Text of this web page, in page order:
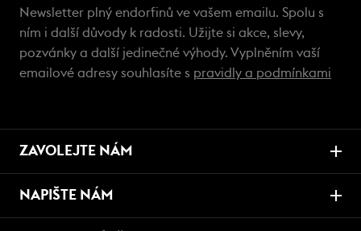
Newsletter plný endorfinů ve vašem emailu. Spolu s
ním i další důvody k radosti. Užijte si akce, slevy,
pozvánky a další jedinečné výhody. Vyplněním vaší
emailové adresy souhlasíte s pravidly a podmínkami
ZAVOLEJTE NÁM
NAPIŠTE NÁM